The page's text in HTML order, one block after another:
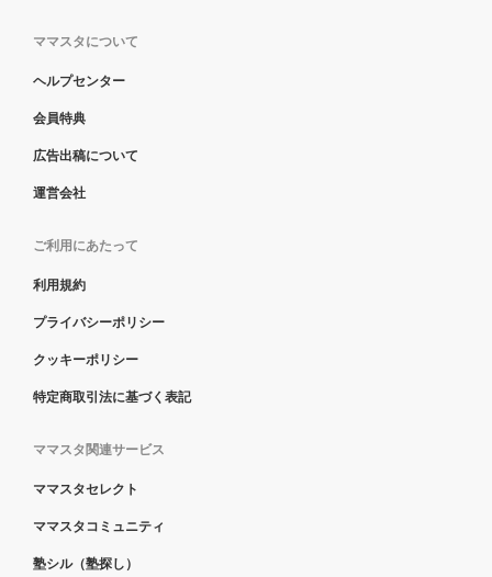
ママスタについて
ヘルプセンター
会員特典
広告出稿について
運営会社
ご利用にあたって
利用規約
プライバシーポリシー
クッキーポリシー
特定商取引法に基づく表記
ママスタ関連サービス
ママスタセレクト
ママスタコミュニティ
塾シル（塾探し）